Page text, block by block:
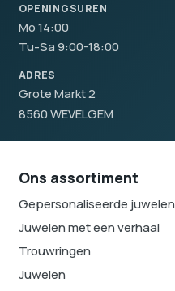
OPENINGSUREN
Mo 14:00
Tu-Sa 9:00-18:00
ADRES
Grote Markt 2
8560 WEVELGEM
Ons assortiment
Gepersonaliseerde juwelen
Juwelen met een verhaal
Trouwringen
Juwelen